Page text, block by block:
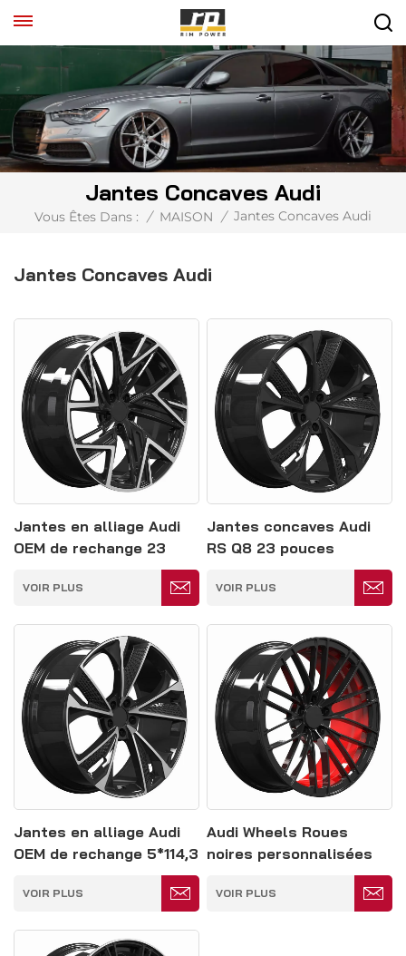
Jantes Concaves Audi
Vous Êtes Dans : / MAISON / Jantes Concaves Audi
Jantes Concaves Audi
Jantes en alliage Audi
OEM de rechange 23
VOIR PLUS
Jantes concaves Audi
RS Q8 23 pouces
VOIR PLUS
Jantes en alliage Audi
OEM de rechange 5*114,3
VOIR PLUS
Audi Wheels Roues
noires personnalisées
5*139,7
VOIR PLUS